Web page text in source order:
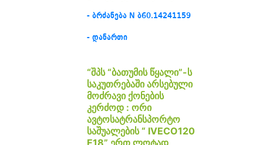
- ბრძანება N ბ60.14241159
- დანართი
“შპს “ბათუმის წყალი”-ს
საკუთრებაში არსებული
მოძრავი ქონების
კერძოდ : ორი
ავტოსატრანსპორტო
საშუალების “ IVECO120
E18” ერთ ლოტად